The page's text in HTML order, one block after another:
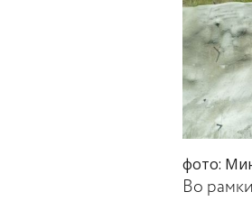
фото:
Во